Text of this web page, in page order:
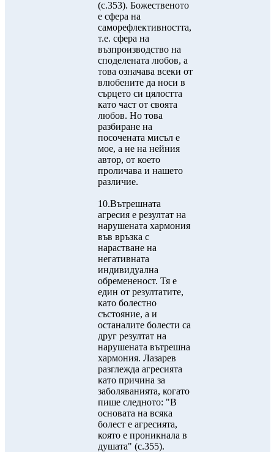
(с.353). Божественото
е сфера на
саморефлективността,
т.е. сфера на
възпроизводство на
споделената любов, а
това означава всеки от
влюбените да носи в
сърцето си цялостта
като част от своята
любов. Но това
разбиране на
посочената мисъл е
мое, а не на нейния
автор, от което
проличава и нашето
различие.
10.Вътрешната
агресия е резултат на
нарушената хармония
във връзка с
нарастване на
негативната
индивидуална
обремененост. Тя е
един от резултатите,
като болестно
състояние, а и
останалите болести са
друг резултат на
нарушената вътрешна
хармония. Лазарев
разглежда агресията
като причина за
заболяванията, когато
пише следното: "В
основата на всяка
болест е агресията,
която е проникнала в
душата" (с.355).